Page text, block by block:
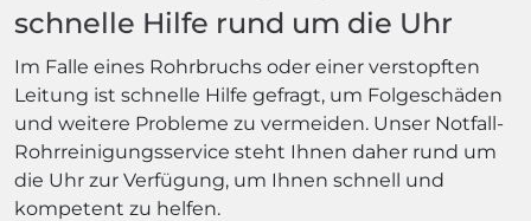
schnelle Hilfe rund um die Uhr
Im Falle eines Rohrbruchs oder einer verstopften
Leitung ist schnelle Hilfe gefragt, um Folgeschäden
und weitere Probleme zu vermeiden. Unser Notfall-
Rohrreinigungsservice steht Ihnen daher rund um
die Uhr zur Verfügung, um Ihnen schnell und
kompetent zu helfen.